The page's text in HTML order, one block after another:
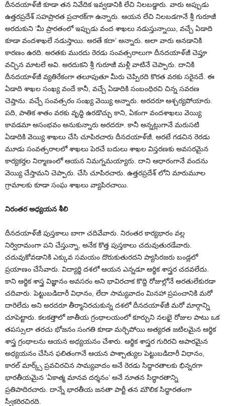
దీనదయాళ్‌జీ కూడా తన నివేదిక ఇవ్వడానికి లేచి నిలబడ్డారు. వారు అప్పుడు
ఉత్తరప్రదేశ్‌ సహప్రారత ప్రచారక్‌గా ఉన్నారు. ఆయన లేచి నిలబడగానే శ్రీ గురూజీ
అరదుకుని ‘మీ ప్రారతంలో ఇప్పుడు వంద శాఖలు నడుస్తున్నాయి, వచ్చే ఏడాది
కూడా వందశాఖలే నడుస్తాయి. అరతే కదా’ అన్నారు. అలా వారు అనడానికి
కారణం ఉరది. అరతకు మురదు రెరడు సంవత్సరాలుగా దీనదయాళ్‌జీ చెప్తూ
వచ్చిన మాటలే అవి. అరదుకని శ్రీ గురూజీ మళ్లీ వాటినే చెప్పారు. దానికి
దీనదయాళ్‌జీ వ్యతిరేకంగా తలూపుతూ మీరు చెప్పిరది కొరత వరకు సరైనదే. ఈ
ఏడాది శాఖల సంఖ్య వందే కానీ, వచ్చే ఏడాదికి సంబంధిరచి చిన్న సవరణ
చెప్తాను. వచ్చే సంవత్సరం సంఖ్య వెయ్యి అన్నారు. అరదరూ ఆశ్చర్యపోయారు.
పది, పాతిక శాతం వరకు వృద్ధి ఉరడొచ్చు కాని, ఏకంగా వందశాఖలు వెయ్యి
కావడమా అసంభవం అనుకున్నారు అరదరూ. కానీ అన్నట్లుగానే మరుసటి
ఏడాదికి వెయ్యి శాఖలు చేసి చూపిరచారు దీనదయాళ్‌జీ. అరటే గడచిన రెరడు
మూడు సంవత్సరాలలో శాఖలు పెరచే బదులు శాఖల విస్తరణకు అవసరమైన
కార్యకర్తల నిర్మాణంలో ఆయన నిమగ్నమయ్యారు. దాని ఆధారంగానే వందను
వెయ్యి చేస్తామని చెప్పారు. చేసి చూపిరచారు. ఉత్తరప్రదేశ్‌ లోని మారుమూల
గ్రామాలకు కూడా సంఘ శాఖలు వ్యాపిరచాయి.
నిరంతర అధ్యయన శీలి
దీనదయాళ్‌జీ పుస్తకాలు బాగా చదివేవారు. నిరంతర కార్యభారం వల్ల
నిర్విరామంగా పని చేస్తున్నా, అనేక కొత్త పుస్తకాలు చదువుతురడేవారు.
చదువుకోవడానికి ఎక్కువ సమయం దొరుకుతురదని ప్యాసిరజరు బండ్లలో
ప్రయాణం చేసేవారు. విద్యార్థి దశలో ఆయన ఎన్నడూ ఆర్థిక శాస్త్రర చదవలేదు.
కాని ఆర్థిక శాస్త్ర విజ్ఞానం అవసరం అని భావిరచాక కొద్ది రోజుల్లోనే అరతులేకురడా
చదివారు. పెట్టుబడిదారీ విధానం, లేదా సామ్యవాదం మినహా ప్రపంచానికి మరో
దారిలేదు అని అరదరూ తీర్మానిరచుకున్న దశలో దీనదయాళ్‌జీ మరో మార్గాన్ని
చూపెట్టారు. కలకత్తాలో జాతీయ గ్రంథాలయంలో కూర్చుని నలభై రోజుల పాటు ఒక
తపస్సులా తరచు భోజనం సంగతి కూడా మర్చిపోయి అత్యరత జటిలమైన ఆర్థిక
శాస్త్ర గ్రంథాలను ఆయన అధ్యయనం చేశారు. ఆర్థిక శాస్త్రర గురిరచి అపారమైన
అధ్యయనం చేసిన ఫలితంగానే ఆయన పాశ్చాత్యుల పెట్టుబడిదారీ విధానం,
కారల్‌ మార్క్స్‌ ప్రవచిరచిన సామ్యవాదం అనే రెరడు సిద్ధారతాలకు భిన్నరగా
భారతీయమైన ‘ఏకాత్మ మానవ దర్శనం’ అనే నూతన సిద్ధారతాన్ని
ప్రతిపాదిరచారు. దాన్నే భారతీయ జనతా పార్టీ తన మౌలిక సిద్ధారతంగా
స్వీకరిరచిరది.